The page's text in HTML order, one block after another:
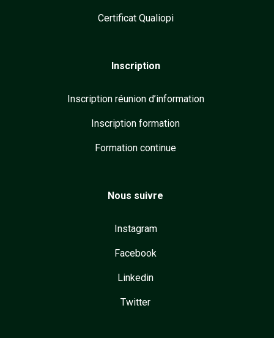
Certificat Qualiopi
Inscription
Inscription réunion d’information
Inscription formation
Formation continue
Nous suivre
Instagram
Facebook
Linkedin
Twitter